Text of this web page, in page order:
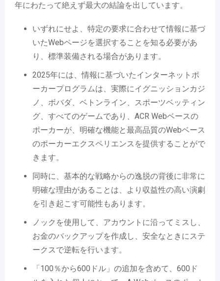
年にわたって絶えず最大の結論を出しています。
いずれにせよ、特定の要求に合わせて情報に基づ
いたWebページを選択することを知る必要があ
り、標準装備される場合があります。
2025年には、情報に基づいたインターネットポ
ーカープログラムは、実際にイグニッションカジ
ノ、ボバダ、ベトンライン、スポーツベッティン
グ、すべてのゲームであり、ACR Webベースの
ポーカーが、明確な機能と最高品質のWebベース
のポーカーエクスペリエンスを提供することがで
きます。
同時に、基本的な戦略からの逸脱の背後に非常に
明確な理由があることは、より収益性の高い演劇
を引き起こす可能性もあります。
ノックを使用して、アカウントに沿ってミスし、
お金のバックアップを作成し、安全なときにステ
ークスで逆転を行います。
「100％から600ドル」の追加を含めて、600ド